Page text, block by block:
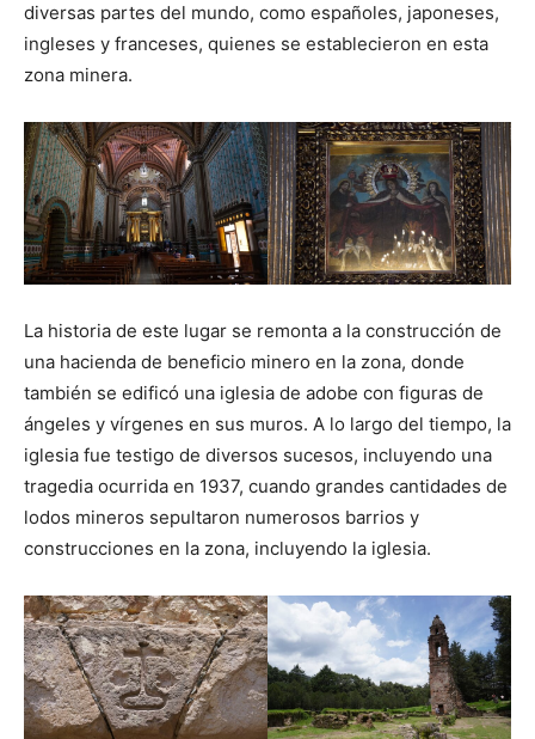
diversas partes del mundo, como españoles, japoneses,
ingleses y franceses, quienes se establecieron en esta
zona minera.
La historia de este lugar se remonta a la construcción de
una hacienda de beneficio minero en la zona, donde
también se edificó una iglesia de adobe con figuras de
ángeles y vírgenes en sus muros. A lo largo del tiempo, la
iglesia fue testigo de diversos sucesos, incluyendo una
tragedia ocurrida en 1937, cuando grandes cantidades de
lodos mineros sepultaron numerosos barrios y
construcciones en la zona, incluyendo la iglesia.